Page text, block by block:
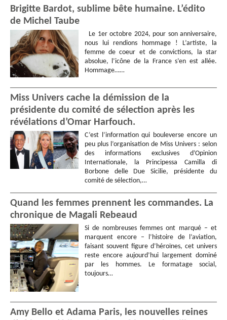
Brigitte Bardot, sublime bête humaine. L’édito
de Michel Taube
Le 1er octobre 2024, pour son anniversaire,
nous lui rendions hommage ! L’artiste, la
femme de coeur et de convictions, la star
absolue, l’icône de la France s’en est allée.
Hommage……
Miss Univers cache la démission de la
présidente du comité de sélection après les
révélations d’Omar Harfouch.
C’est l’information qui bouleverse encore un
peu plus l’organisation de Miss Univers : selon
des informations exclusives d’Opinion
Internationale, la Principessa Camilla di
Borbone delle Due Sicilie, présidente du
comité de sélection,…
Quand les femmes prennent les commandes. La
chronique de Magali Rebeaud
Si de nombreuses femmes ont marqué – et
marquent encore – l’histoire de l’aviation,
faisant souvent figure d’héroïnes, cet univers
reste encore aujourd’hui largement dominé
par les hommes. Le formatage social,
toujours…
Amy Bello et Adama Paris, les nouvelles reines